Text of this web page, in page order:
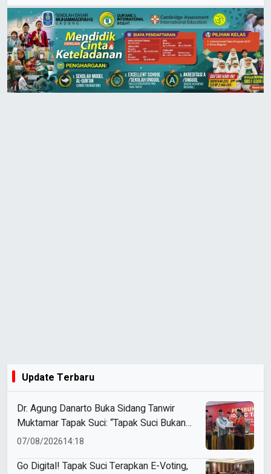
Update Terbaru
Dr. Agung Danarto Buka Sidang Tanwir
Muktamar Tapak Suci: “Tapak Suci Bukan
Organisasi Ko Ping Ho dan Dracin”
07/08/202614:18
Go Digital! Tapak Suci Terapkan E-Voting,